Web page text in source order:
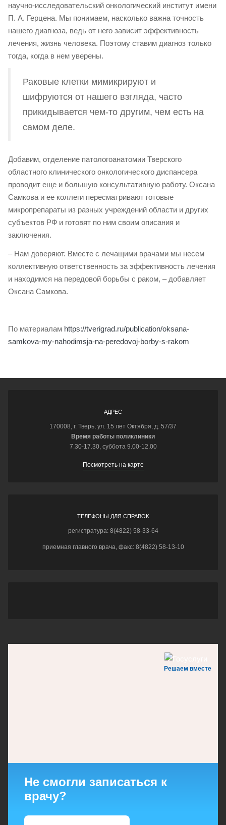
научно-исследовательский онкологический институт имени
П. А. Герцена. Мы понимаем, насколько важна точность
нашего диагноза, ведь от него зависит эффективность
лечения, жизнь человека. Поэтому ставим диагноз только
тогда, когда в нем уверены.
Раковые клетки мимикрируют и
шифруются от нашего взгляда, часто
прикидывается чем-то другим, чем есть на
самом деле.
Добавим, отделение патологоанатомии Тверского
областного клинического онкологического диспансера
проводит еще и большую консультативную работу. Оксана
Самкова и ее коллеги пересматривают готовые
микропрепараты из разных учреждений области и других
субъектов РФ и готовят по ним своим описания и
заключения.
– Нам доверяют. Вместе с лечащими врачами мы несем
коллективную ответственность за эффективность лечения
и находимся на передовой борьбы с раком, – добавляет
Оксана Самкова.
По материалам https://tverigrad.ru/publication/oksana-
samkova-my-nahodimsja-na-peredovoj-borby-s-rakom
АДРЕС
170008, г. Тверь, ул. 15 лет Октября, д. 57/37
Время работы поликлиники
7.30-17.30, суббота 9.00-12.00
Посмотреть на карте
ТЕЛЕФОНЫ ДЛЯ СПРАВОК
регистратура: 8(4822) 58-33-64
приемная главного врача, факс: 8(4822) 58-13-10
Решаем вместе
Не смогли записаться к
врачу?